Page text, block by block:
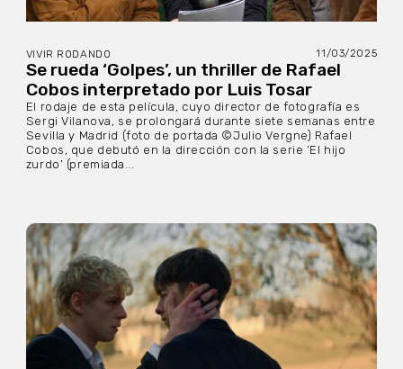
VIVIR RODANDO 11/03/2025
Se rueda ‘Golpes’, un thriller de Rafael
Cobos interpretado por Luis Tosar
El rodaje de esta película, cuyo director de fotografía es
Sergi Vilanova, se prolongará durante siete semanas entre
Sevilla y Madrid (foto de portada ©Julio Vergne) Rafael
Cobos, que debutó en la dirección con la serie ‘El hijo
zurdo’ (premiada...